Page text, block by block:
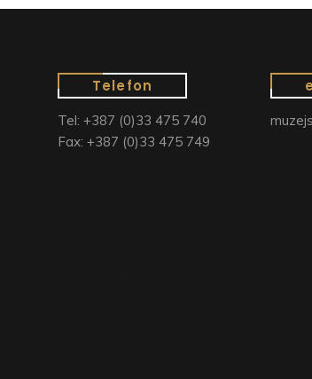
Telefon
Tel: +387 (0)33 475 740
Fax: +387 (0)33 475 749